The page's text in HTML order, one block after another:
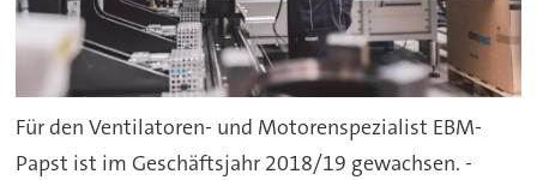
Für den Ventilatoren- und Motorenspezialist EBM-
Papst ist im Geschäftsjahr 2018/19 gewachsen. -